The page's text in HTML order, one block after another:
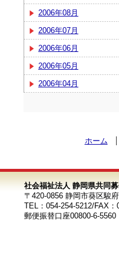
2006年08月
2006年07月
2006年06月
2006年05月
2006年04月
ホーム
社会福祉法人 静岡県共同
〒420-0856 静岡市葵区駿
TEL：054-254-5212/FAX：
郵便振替口座00800-6-5560